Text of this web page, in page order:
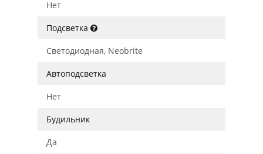
Нет
Подсветка
Светодиодная, Neobrite
Автоподсветка
Нет
Будильник
Да